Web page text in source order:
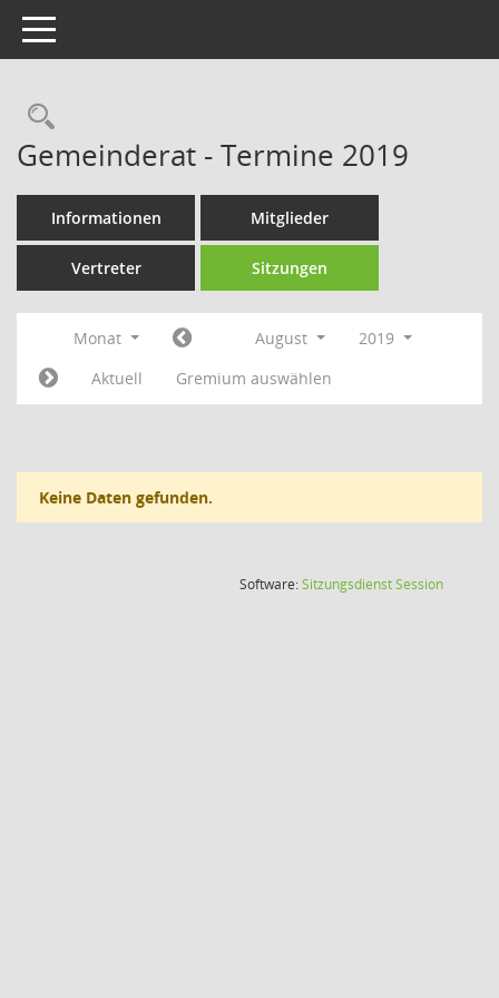
Toggle navigation
Rechercheauswahl
Gemeinderat - Termine 2019
Informationen Mitglieder
Vertreter Sitzungen
Monat August
2019
Aktuell
Gremium auswählen
Keine Daten gefunden.
Software:SitzungsdienstSession(Wird in